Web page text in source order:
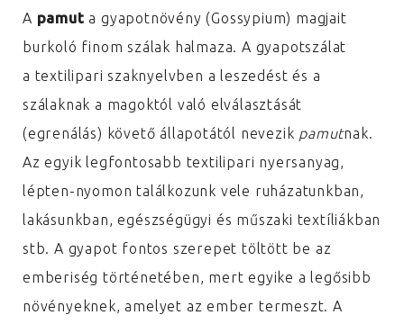
A pamut a gyapotnövény (Gossypium) magjait
burkoló finom szálak halmaza. A gyapotszálat
a textilipari szaknyelvben a leszedést és a
szálaknak a magoktól való elválasztását
(egrenálás) követő állapotától nevezik pamutnak.
Az egyik legfontosabb textilipari nyersanyag,
lépten-nyomon találkozunk vele ruházatunkban,
lakásunkban, egészségügyi és műszaki textíliákban
stb. A gyapot fontos szerepet töltött be az
emberiség történetében, mert egyike a legősibb
növényeknek, amelyet az ember termeszt. A